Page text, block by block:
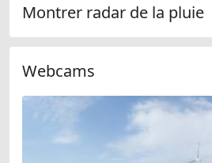
Montrer radar de la pluie
Webcams